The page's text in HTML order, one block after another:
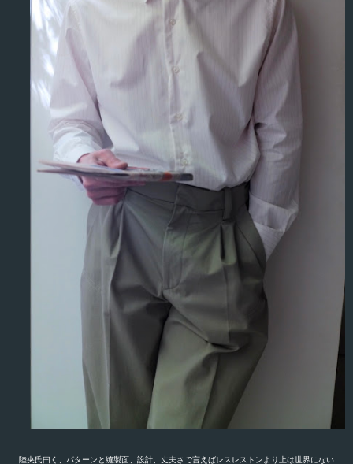
陸央氏曰く、パターンと縫製面、設計、丈夫さで言えばレスレストンより上は世界にない